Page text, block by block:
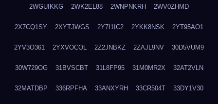
2WGUIKKG 2WK2EL88 2WNPNKRH 2WV0ZHMD
2X7CQ1SY 2XYTJWGS 2Y7I1IC2 2YKK8NSK 2YT95AO1
2YV3O361 2YXVOCOL 2Z2JNBKZ 2ZAJL9NV 30D5VUM9
30W729OG 31BVSCBT 31L8FP95 31M0MR2X 32AT2VLN
32MATDBP 336RPFHA 33ANXYRH 33CR504T 33DY1V30